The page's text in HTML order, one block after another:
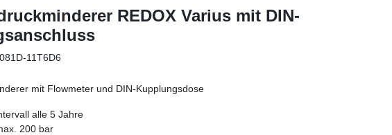
REDOX Varius mit DIN-
11T6D6
mit Flowmeter und DIN-Kupplungsdose
alle 5 Jahre
200 bar